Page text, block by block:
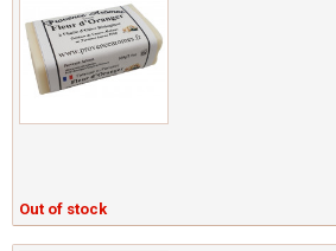
Out of stock